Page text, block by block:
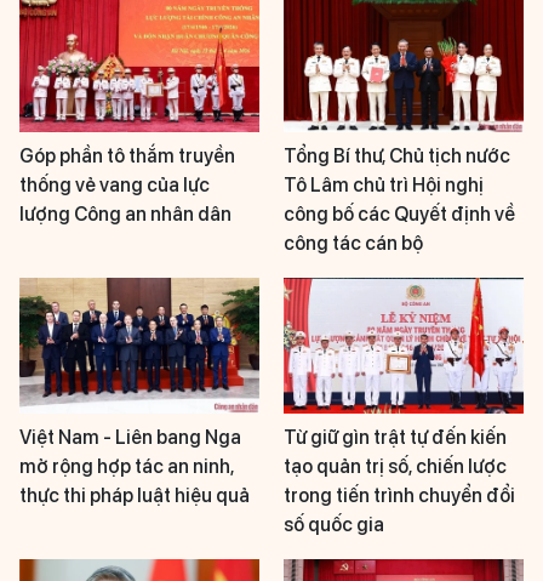
Góp phần tô thắm truyền
thống vẻ vang của lực
lượng Công an nhân dân
Tổng Bí thư, Chủ tịch nước
Tô Lâm chủ trì Hội nghị
công bố các Quyết định về
công tác cán bộ
Việt Nam - Liên bang Nga
mở rộng hợp tác an ninh,
thực thi pháp luật hiệu quả
Từ giữ gìn trật tự đến kiến
tạo quản trị số, chiến lược
trong tiến trình chuyển đổi
số quốc gia